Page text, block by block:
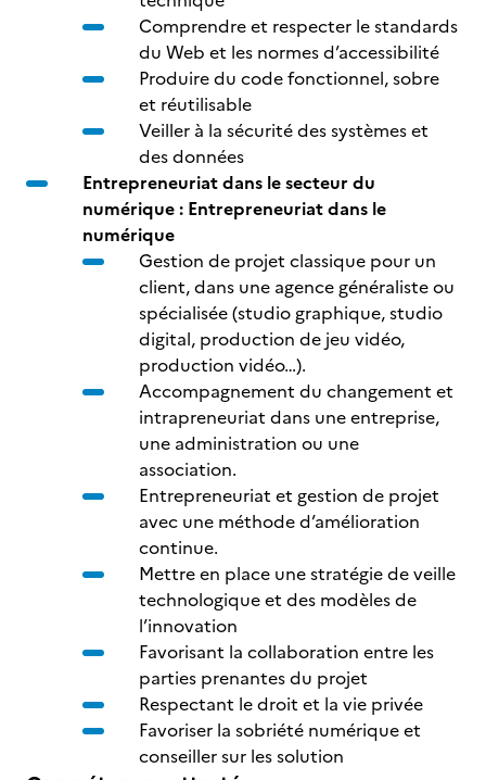
Comprendre et respecter le standards
du Web et les normes d’accessibilité
Produire du code fonctionnel, sobre
et réutilisable
Veiller à la sécurité des systèmes et
des données
Entrepreneuriat dans le secteur du
numérique : Entrepreneuriat dans le
numérique
Gestion de projet classique pour un
client, dans une agence généraliste ou
spécialisée (studio graphique, studio
digital, production de jeu vidéo,
production vidéo…).
Accompagnement du changement et
intrapreneuriat dans une entreprise,
une administration ou une
association.
Entrepreneuriat et gestion de projet
avec une méthode d’amélioration
continue.
Mettre en place une stratégie de veille
technologique et des modèles de
l’innovation
Favorisant la collaboration entre les
parties prenantes du projet
Respectant le droit et la vie privée
Favoriser la sobriété numérique et
conseiller sur les solution